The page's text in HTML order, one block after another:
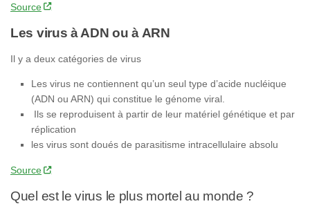
Source
Les virus à ADN ou à ARN
Il y a deux catégories de virus
Les virus ne contiennent qu’un seul type d’acide nucléique
(ADN ou ARN) qui constitue le génome viral.
Ils se reproduisent à partir de leur matériel génétique et par
réplication
les virus sont doués de parasitisme intracellulaire absolu
Source
Quel est le virus le plus mortel au monde ?